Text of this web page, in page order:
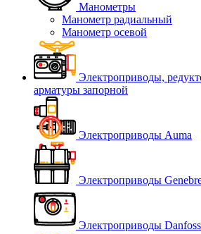
Манометры
Манометр радиальный
Манометр осевой
Электроприводы,
арматуры запорной
Электроприводы Auma
Электроприводы
Электроприводы Danfoss